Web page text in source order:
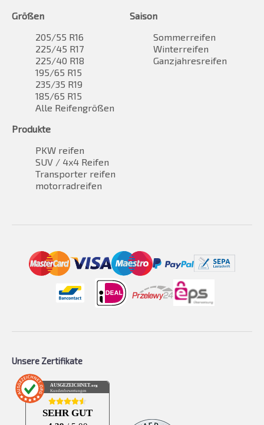
Größen
205/55 R16
225/45 R17
225/40 R18
195/65 R15
235/35 R19
185/65 R15
Alle Reifengrößen
Saison
Sommerreifen
Winterreifen
Ganzjahresreifen
Produkte
PKW reifen
SUV / 4x4 Reifen
Transporter reifen
motorradreifen
Unsere Zertifikate
AUSGEZEICHNET.org
Kundenbewertungen
SEHR GUT